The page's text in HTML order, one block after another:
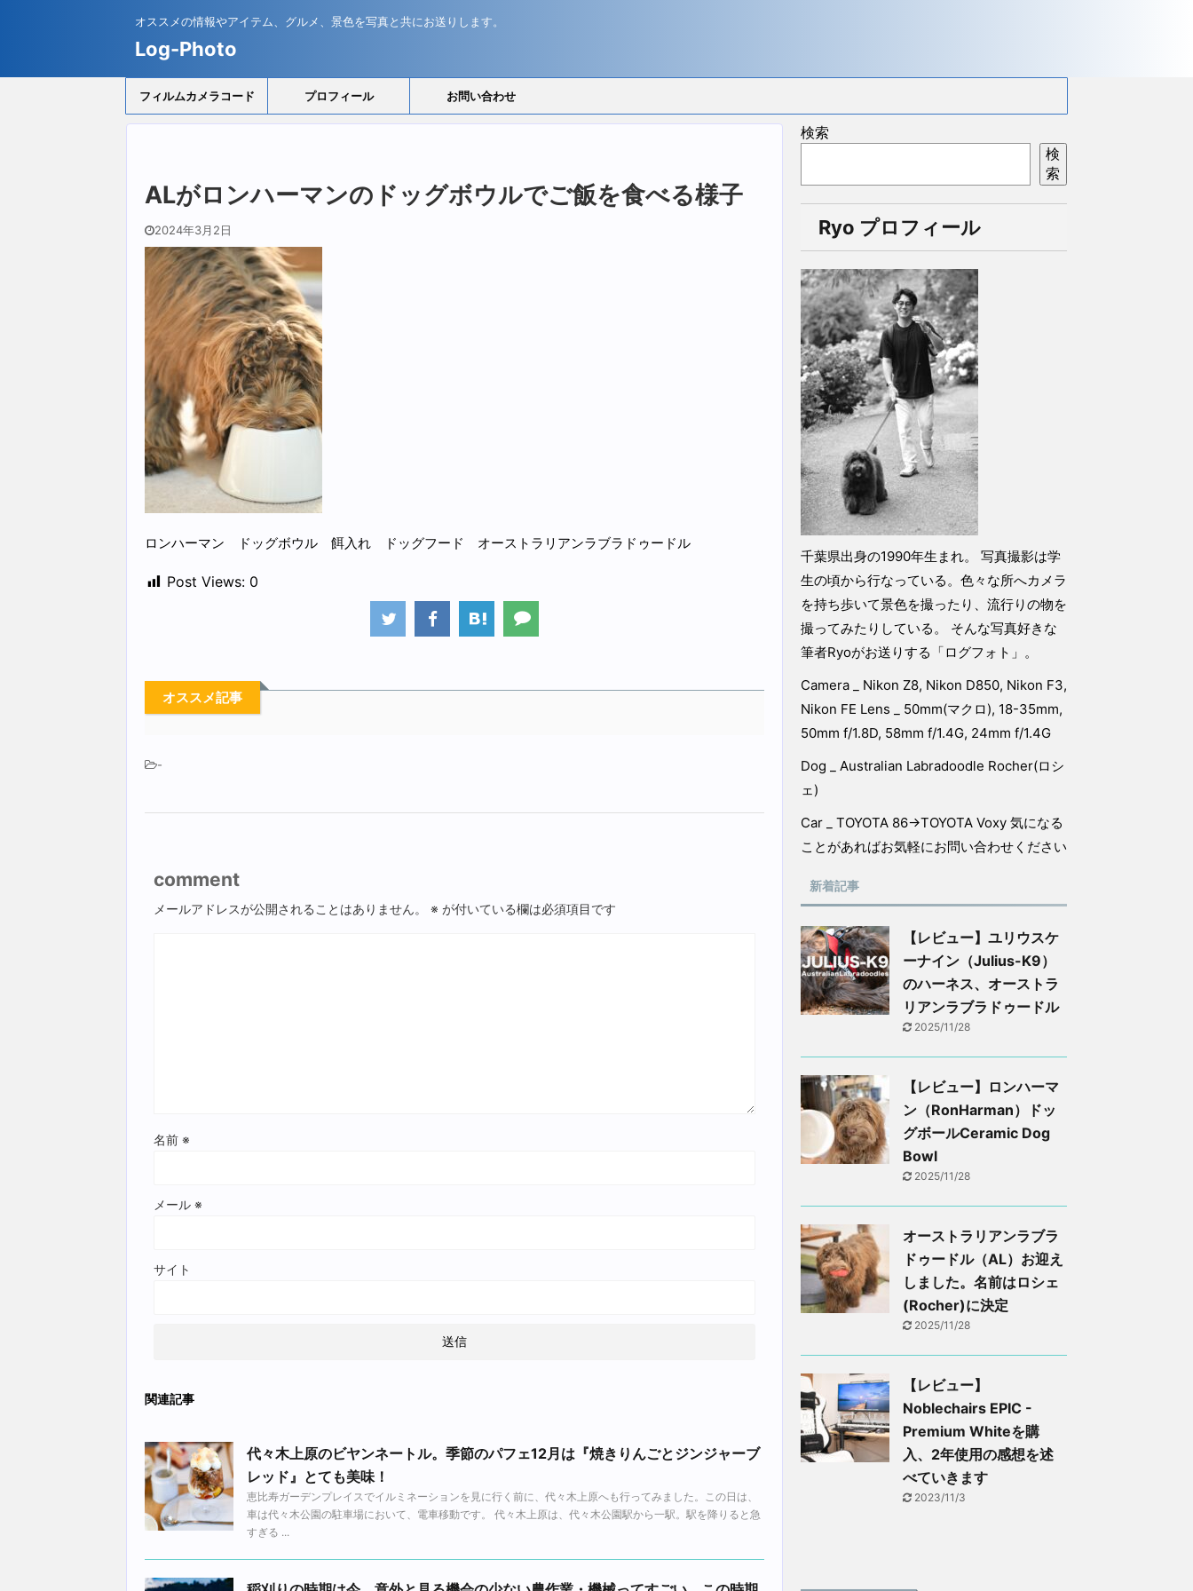
オススメの情報やアイテム、グルメ、景色を写真と共にお送りします。
Log-Photo
フィルムカメラコード プロフィール お問い合わせ
ALがロンハーマンのドッグボウルでご飯を食べる様子
2024年3月2日
ロンハーマン ドッグボウル 餌入れ ドッグフード オーストラリアンラブラドゥードル
Post Views: 0
オススメ記事
-
comment
メールアドレスが公開されることはありません。 ※ が付いている欄は必須項目です
名前 ※
メール ※
サイト
関連記事
代々木上原のビヤンネートル。季節のパフェ12月は『焼きりんごとジンジャーブ
レッド』とても美味！
恵比寿ガーデンプレイスでイルミネーションを見に行く前に、代々木上原へも行ってみました。この日は、
車は代々木公園の駐車場において、電車移動です。 代々木上原は、代々木公園駅から一駅。駅を降りると急
すぎる ...
検索
検
索
Ryo プロフィール
千葉県出身の1990年生まれ。 写真撮影は学
生の頃から行なっている。色々な所へカメラ
を持ち歩いて景色を撮ったり、流行りの物を
撮ってみたりしている。 そんな写真好きな
筆者Ryoがお送りする「ログフォト」。
Camera _ Nikon Z8, Nikon D850, Nikon F3,
Nikon FE Lens _ 50mm(マクロ), 18-35mm,
50mm f/1.8D, 58mm f/1.4G, 24mm f/1.4G
Dog _ Australian Labradoodle Rocher(ロシ
ェ)
Car _ TOYOTA 86→TOYOTA Voxy 気になる
ことがあればお気軽にお問い合わせください
新着記事
【レビュー】ユリウスケ
ーナイン（Julius-K9）
のハーネス、オーストラ
リアンラブラドゥードル
2025/11/28
【レビュー】ロンハーマ
ン（RonHarman）ドッ
グボールCeramic Dog
Bowl
2025/11/28
オーストラリアンラブラ
ドゥードル（AL）お迎え
しました。名前はロシェ
(Rocher)に決定
2025/11/28
【レビュー】
Noblechairs EPIC -
Premium Whiteを購
入、2年使用の感想を述
べていきます
2023/11/3